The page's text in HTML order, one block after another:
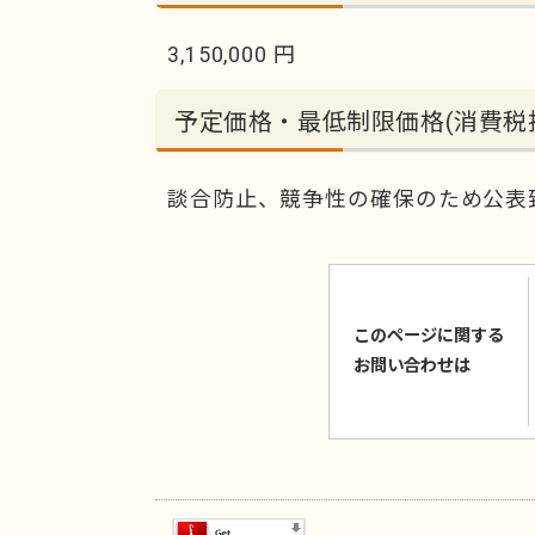
3,150,000 円
予定価格・最低制限価格(消費
談合防止、競争性の確保のため公表
このページに関する
お問い合わせは